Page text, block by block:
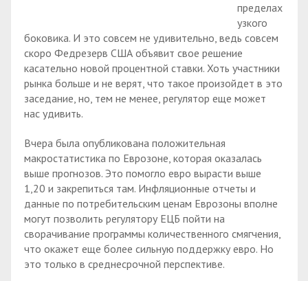
пределах
узкого
боковика. И это совсем не удивительно, ведь совсем
скоро Федрезерв США объявит свое решение
касательно новой процентной ставки. Хоть участники
рынка больше и не верят, что такое произойдет в это
заседание, но, тем не менее, регулятор еще может
нас удивить.
Вчера была опубликована положительная
макростатистика по Еврозоне, которая оказалась
выше прогнозов. Это помогло евро вырасти выше
1,20 и закрепиться там. Инфляционные отчеты и
данные по потребительским ценам Еврозоны вполне
могут позволить регулятору ЕЦБ пойти на
сворачивание программы количественного смягчения,
что окажет еще более сильную поддержку евро. Но
это только в среднесрочной перспективе.